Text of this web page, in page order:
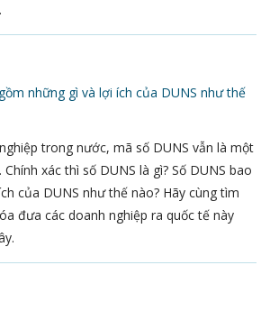
những gì và lợi ích của DUNS như thế
trong nước, mã số DUNS vẫn là một
xác thì số DUNS là gì? Số DUNS bao
của DUNS như thế nào? Hãy cùng tìm
đưa các doanh nghiệp ra quốc tế này